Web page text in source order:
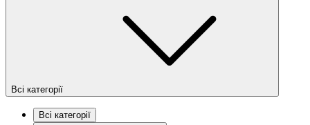
Всі категорії
Всі категорії